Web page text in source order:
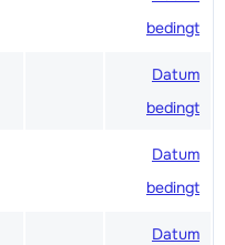
bedingt
Datum
bedingt
Datum
bedingt
Datum